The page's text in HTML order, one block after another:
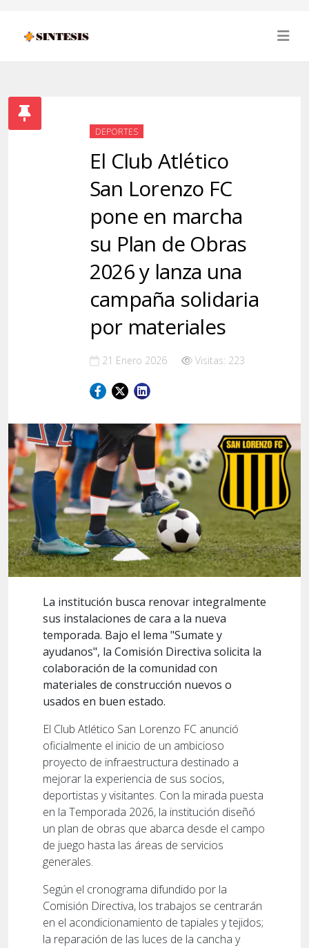
DEPORTES
El Club Atlético
San Lorenzo FC
pone en marcha
su Plan de Obras
2026 y lanza una
campaña solidaria
por materiales
21 Enero 2026 Visitas: 223
La institución busca renovar integralmente
sus instalaciones de cara a la nueva
temporada. Bajo el lema "Sumate y
ayudanos", la Comisión Directiva solicita la
colaboración de la comunidad con
materiales de construcción nuevos o
usados en buen estado.
El Club Atlético San Lorenzo FC anunció
oficialmente el inicio de un ambicioso
proyecto de infraestructura destinado a
mejorar la experiencia de sus socios,
deportistas y visitantes. Con la mirada puesta
en la Temporada 2026, la institución diseñó
un plan de obras que abarca desde el campo
de juego hasta las áreas de servicios
generales.
Según el cronograma difundido por la
Comisión Directiva, los trabajos se centrarán
en el acondicionamiento de tapiales y tejidos;
la reparación de las luces de la cancha y